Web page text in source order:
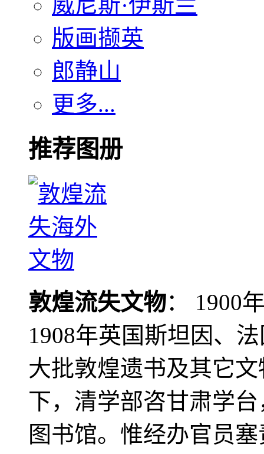
版画撷英
郎静山
更多...
推荐图册
敦煌流失文物： 1900
1908年英国斯坦因、
大批敦煌遗书及其它
下，清学部咨甘肃学
图书馆。惟经办官员